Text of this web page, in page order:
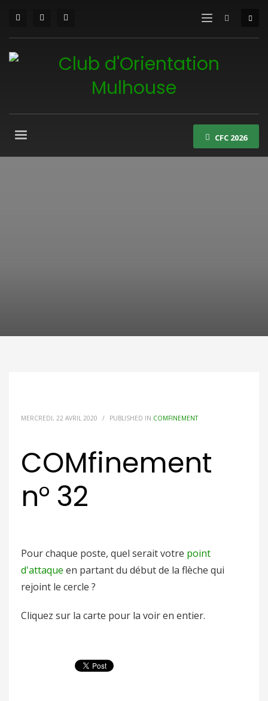
CFC 2026
MERCREDI, 22 AVRIL 2020 / PUBLISHED IN COMFINEMENT
COMfinement
n° 32
Pour chaque poste, quel serait votre point
d'attaque en partant du début de la flèche qui
rejoint le cercle ?
Cliquez sur la carte pour la voir en entier.